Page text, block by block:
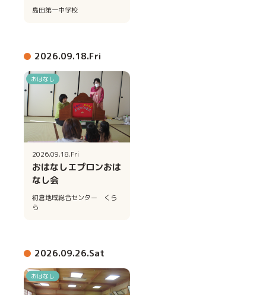
島田第一中学校
2026.09.18.Fri
おはなし
2026.09.18.Fri
おはなしエプロンおは
なし会
初倉地域総合センター くら
ら
2026.09.26.Sat
おはなし